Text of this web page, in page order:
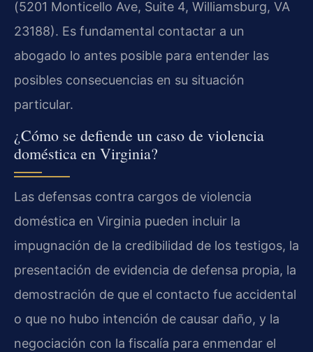
(5201 Monticello Ave, Suite 4, Williamsburg, VA
23188). Es fundamental contactar a un
abogado lo antes posible para entender las
posibles consecuencias en su situación
particular.
¿Cómo se defiende un caso de violencia
doméstica en Virginia?
Las defensas contra cargos de violencia
doméstica en Virginia pueden incluir la
impugnación de la credibilidad de los testigos, la
presentación de evidencia de defensa propia, la
demostración de que el contacto fue accidental
o que no hubo intención de causar daño, y la
negociación con la fiscalía para enmendar el